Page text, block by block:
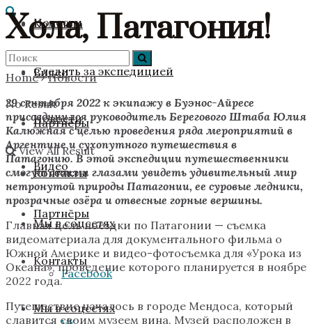
Новости
Видео
Партнёры
Контакты
Мы в соцсетях
Facebook
Команда
Следить за экспедицией
Новости
Видео
Партнёры
Контакты
Мы в соцсетях
No Result
View All Result
Хола, Патагония!
Home
Новости
29 сентября 2022 к экипажу в Буэнос-Айресе
присоединился руководитель Берегового Штаба Юлия
Калюжная с целью проведения ряда мероприятий в
Аргентине и сухопутного путешествия в
Патагонию. В этой экспедиции путешественники
смогут своими глазами увидеть удивительный мир
нетронутой природы Патагонии, ее суровые ледники,
прозрачные озёра и отвесные горные вершины.
Главная цель поездки по Патагонии — съемка
видеоматериала для документального фильма о
Южной Америке и видео-фотосъемка для «Урока из
Океана», проведение которого планируется в ноябре
2022 года.
Путешествие началось в городе Мендоса, который
славится своим музеем вина. Музей расположен в